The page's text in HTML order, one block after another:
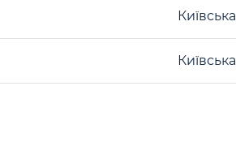
Київська
Київська